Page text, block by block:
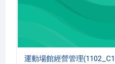
運動場館經營管理